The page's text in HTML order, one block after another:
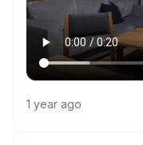
1 year ago